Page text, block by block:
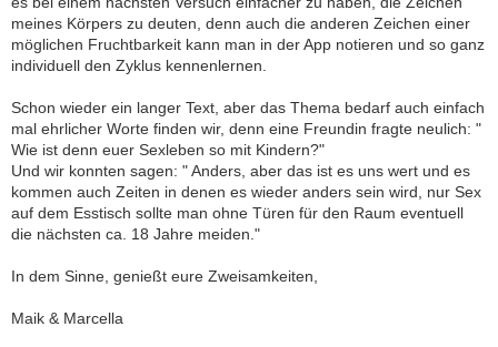
meines Körpers zu deuten, denn auch die anderen Zeichen einer
möglichen Fruchtbarkeit kann man in der App notieren und so ganz
individuell den Zyklus kennenlernen.
Schon wieder ein langer Text, aber das Thema bedarf auch einfach
mal ehrlicher Worte finden wir, denn eine Freundin fragte neulich: "
Wie ist denn euer Sexleben so mit Kindern?"
Und wir konnten sagen: " Anders, aber das ist es uns wert und es
kommen auch Zeiten in denen es wieder anders sein wird, nur Sex
auf dem Esstisch sollte man ohne Türen für den Raum eventuell
die nächsten ca. 18 Jahre meiden."
In dem Sinne, genießt eure Zweisamkeiten,
Maik & Marcella